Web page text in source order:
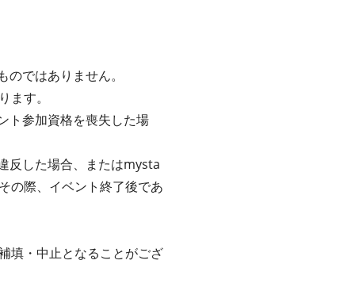
ではありません。
す。
ト参加資格を喪失した場
反した場合、またはmysta
の際、イベント終了後であ
填・中止となることがござ